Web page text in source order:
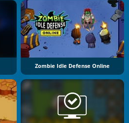
Zombie Idle Defense Online